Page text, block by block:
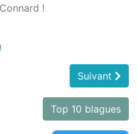
!
Suivant
Top 10 blagues